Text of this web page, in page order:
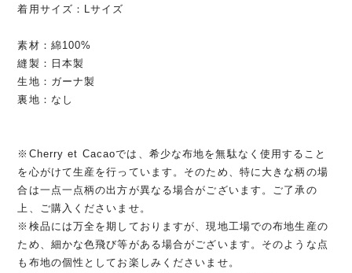
着用サイズ：Lサイズ
素材：綿100%
縫製：日本製
生地：ガーナ製
裏地：なし
※Cherry et Cacaoでは、希少な布地を無駄なく使用すること
を心がけて生産を行っています。そのため、特に大きな柄の場
合は一点一点柄の出方が異なる場合がございます。ご了承の
上、ご購入くださいませ。
※検品には万全を期しておりますが、現地工場での布地生産の
ため、細かな色飛び等がある場合がございます。そのような点
も布地の個性としてお楽しみくださいませ。